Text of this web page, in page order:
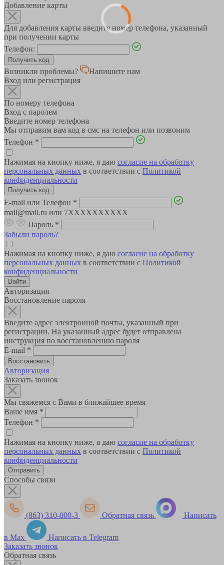
Добавление карты
Для добавления карты введите номер телефона, указанный
при получении карты
Телефон:
Возникли проблемы?
Напишите нам
Вход или регистрация
По номеру телефона
Вход с паролем
Введите номер телефона
Мы отправим вам код в смс на телефон или позвоним
Телефон *
Нажимая на кнопку ниже, я даю согласие на обработку
персональных данных в соответствии с Политикой
конфиденциальности
E-mail или Телефон *
mail@mail.ru или 7XXXXXXXXXX
Пароль *
Забыли пароль?
Нажимая на кнопку ниже, я даю согласие на обработку
персональных данных в соответствии с Политикой
конфиденциальности
Авторизация
Восстановление пароля
Введите адрес электронной почты, указанный при
регистрации. На указанный адрес будет отправлена
инструкция по восстановлению пароля
E-mail *
Авторизация
Заказать звонок
Мы свяжемся с Вами в ближайшее время
Ваше имя *
Телефон *
Нажимая на кнопку ниже, я даю согласие на обработку
персональных данных в соответствии с Политикой
конфиденциальности
Способы связи
(863) 310-000-3 Обратная связь Написать
в Max
Написать в Telegram
Заказать звонок
Обратная связь